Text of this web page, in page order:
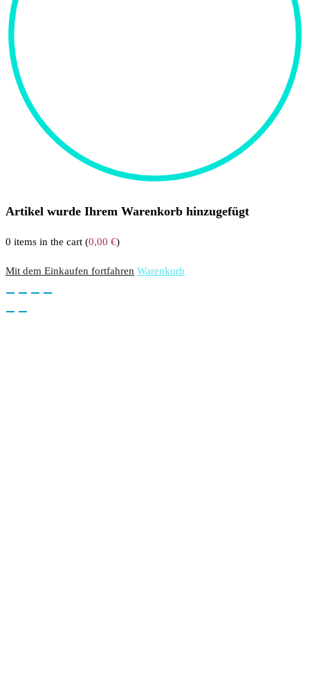
Artikel wurde Ihrem Warenkorb hinzugefügt
0 items in the cart (0,00 €)
Mit dem Einkaufen fortfahren Warenkorb